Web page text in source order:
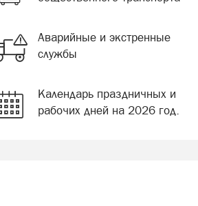
Аварийные и экстренные
службы
Календарь праздничных и
рабочих дней на 2026 год.